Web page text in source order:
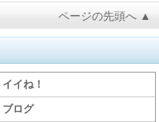
ページの先頭へ ▲
イイね！
ブログ